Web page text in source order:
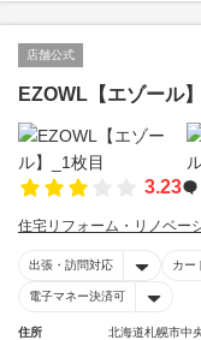
店舗公式
EZOWL【エゾール】
3.23
住宅リフォーム・リノベー
出張・訪問対応 カー
電子マネー決済可
住所
北海道札幌市中